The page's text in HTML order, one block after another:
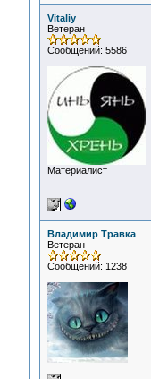
Vitaliy
Ветеран
Сообщений: 5586
Материалист
Владимир Травка
Ветеран
Сообщений: 1238